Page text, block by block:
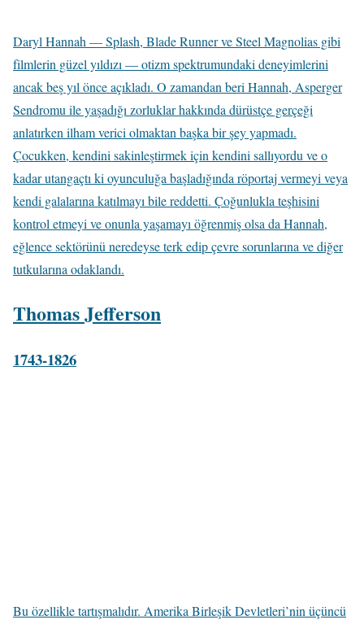
Daryl Hannah — Splash, Blade Runner ve Steel Magnolias gibi
filmlerin güzel yıldızı — otizm spektrumundaki deneyimlerini
ancak beş yıl önce açıkladı. O zamandan beri Hannah, Asperger
Sendromu ile yaşadığı zorluklar hakkında dürüstçe gerçeği
anlatırken ilham verici olmaktan başka bir şey yapmadı.
Çocukken, kendini sakinleştirmek için kendini sallıyordu ve o
kadar utangaçtı ki oyunculuğa başladığında röportaj vermeyi veya
kendi galalarına katılmayı bile reddetti. Çoğunlukla teşhisini
kontrol etmeyi ve onunla yaşamayı öğrenmiş olsa da Hannah,
eğlence sektörünü neredeyse terk edip çevre sorunlarına ve diğer
tutkularına odaklandı.
Thomas Jefferson
1743-1826
Bu özellikle tartışmalıdır. Amerika Birleşik Devletleri’nin üçüncü